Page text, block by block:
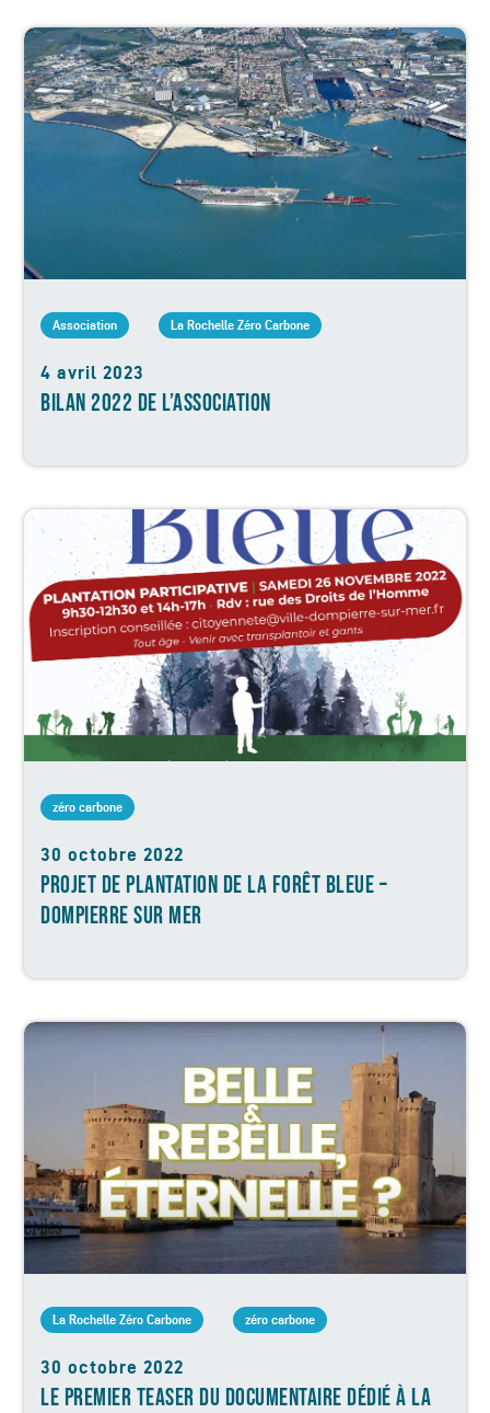
Association La Rochelle Zéro Carbone
4 avril 2023
BILAN 2022 DE L’ASSOCIATION
zéro carbone
30 octobre 2022
PROJET DE PLANTATION DE LA FORÊT BLEUE –
DOMPIERRE SUR MER
La Rochelle Zéro Carbone zéro carbone
30 octobre 2022
LE PREMIER TEASER DU DOCUMENTAIRE DÉDIÉ À LA